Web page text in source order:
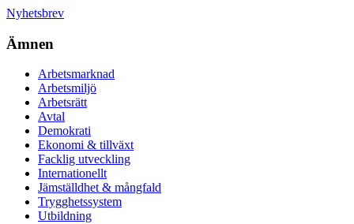
Nyhetsbrev
Ämnen
Arbetsmarknad
Arbetsmiljö
Arbetsrätt
Avtal
Demokrati
Ekonomi & tillväxt
Facklig utveckling
Internationellt
Jämställdhet & mångfald
Trygghetssystem
Utbildning